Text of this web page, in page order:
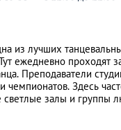
из лучших
ежедневно проходят
Преподаватели
Здесь
залы и группы